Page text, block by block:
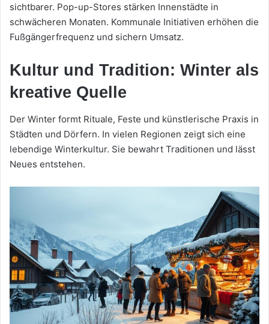
sichtbarer. Pop-up-Stores stärken Innenstädte in
schwächeren Monaten. Kommunale Initiativen erhöhen die
Fußgängerfrequenz und sichern Umsatz.
Kultur und Tradition: Winter als
kreative Quelle
Der Winter formt Rituale, Feste und künstlerische Praxis in
Städten und Dörfern. In vielen Regionen zeigt sich eine
lebendige Winterkultur. Sie bewahrt Traditionen und lässt
Neues entstehen.